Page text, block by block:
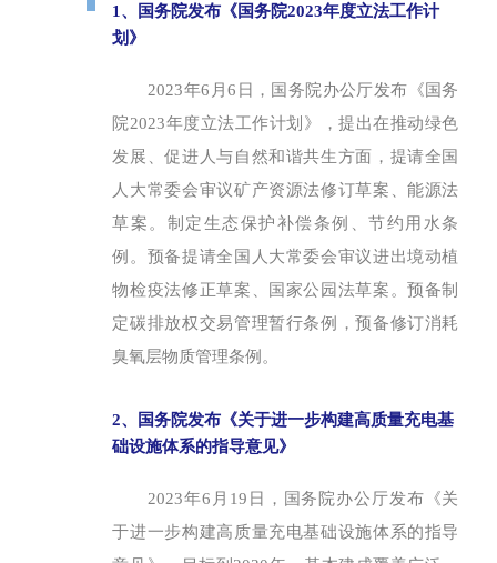
1、国务院发布《国务院2023年度立法工作计
划》
2023年6月6日，国务院办公厅发布《国务
院2023年度立法工作计划》，提出在推动绿色
发展、促进人与自然和谐共生方面，提请全国
人大常委会审议矿产资源法修订草案、能源法
草案。制定生态保护补偿条例、节约用水条
例。预备提请全国人大常委会审议进出境动植
物检疫法修正草案、国家公园法草案。预备制
定碳排放权交易管理暂行条例，预备修订消耗
臭氧层物质管理条例。
2、国务院发布《关于进一步构建高质量充电基
础设施体系的指导意见》
2023年6月19日，国务院办公厅发布《关
于进一步构建高质量充电基础设施体系的指导